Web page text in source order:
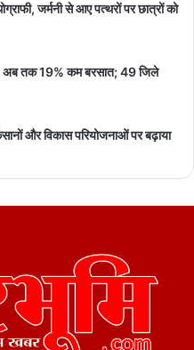
जर्मनी से आए पत्थरों पर छात्रों को
अब तक 19% कम बरसात; 49 जिले
और विकास परियोजनाओं पर बढ़ाया